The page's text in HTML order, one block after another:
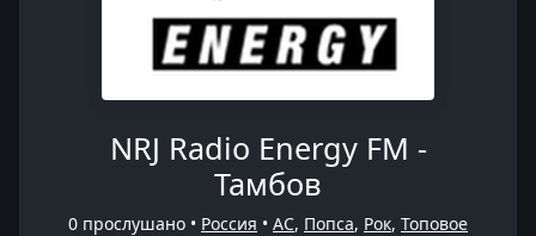
NRJ Radio Energy FM -
Тамбов
0 прослушано • Россия • AC, Попса, Рок, Топовое